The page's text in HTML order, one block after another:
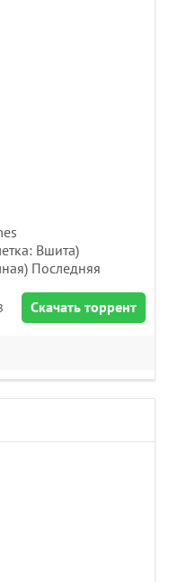
Вшита)
Последняя
Скачать торрент